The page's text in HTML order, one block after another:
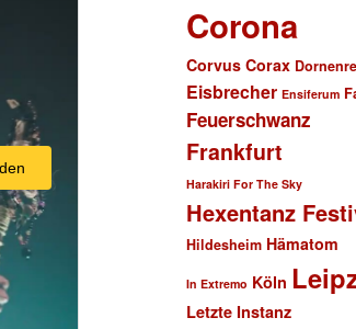
Corona
Corvus Corax
Eisbrecher Ensiferum
Feuerschwanz
Frankfurt
Harakiri For The Sky
Hexentanz
Hildesheim Hämatom
In Extremo Köln
Letzte Instanz